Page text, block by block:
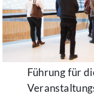
Führung für